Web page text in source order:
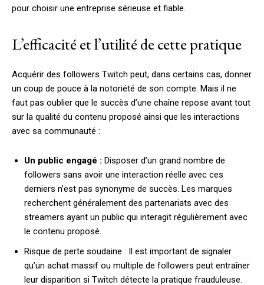
pour choisir une entreprise sérieuse et fiable.
L’efficacité et l’utilité de cette pratique
Acquérir des followers Twitch peut, dans certains cas, donner
un coup de pouce à la notoriété de son compte. Mais il ne
faut pas oublier que le succès d’une chaîne repose avant tout
sur la qualité du contenu proposé ainsi que les interactions
avec sa communauté :
Un public engagé : Disposer d’un grand nombre de
followers sans avoir une interaction réelle avec ces
derniers n’est pas synonyme de succès. Les marques
recherchent généralement des partenariats avec des
streamers ayant un public qui interagit régulièrement avec
le contenu proposé.
Risque de perte soudaine : Il est important de signaler
qu’un achat massif ou multiple de followers peut entraîner
leur disparition si Twitch détecte la pratique frauduleuse.